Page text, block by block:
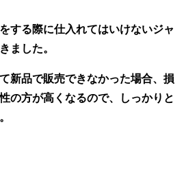
する際に仕入れてはいけないジャ
ました。
新品で販売できなかった場合、損
の方が高くなるので、しっかりと